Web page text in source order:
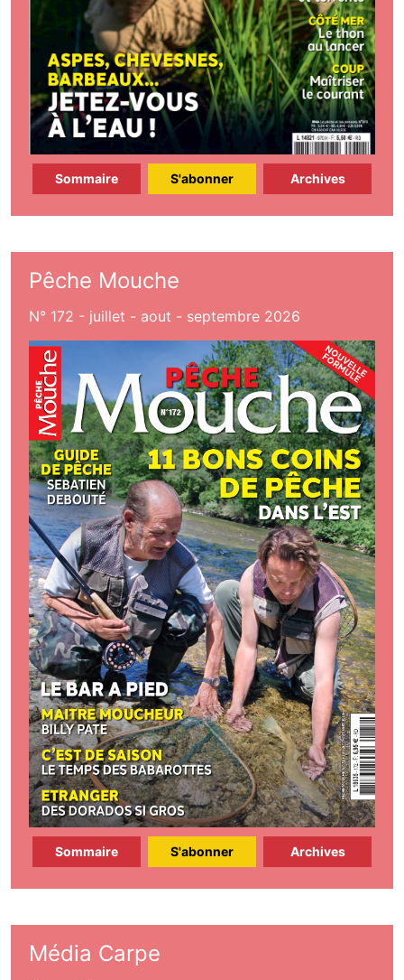
Sommaire S'abonner Archives
Pêche Mouche
N° 172 - juillet - aout - septembre 2026
Sommaire S'abonner Archives
Média Carpe